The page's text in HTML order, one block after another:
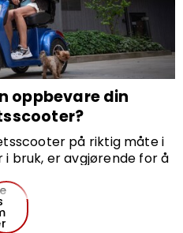
oppbevare din
på riktig måte i
bruk, er avgjørende for å
din på best mulig
levetiden.